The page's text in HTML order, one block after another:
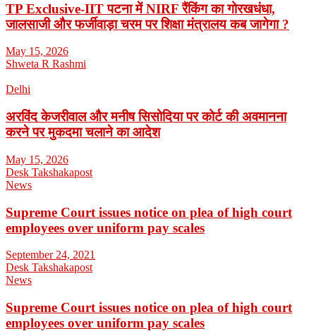
TP Exclusive-IIT पटना में NIRF रैंकिंग का गोरखधंधा,
जालसाजी और फर्जीवाड़ा चरम पर शिक्षा मंत्रालय कब जागेगा ?
May 15, 2026
Shweta R Rashmi
Delhi
अरविंद केजरीवाल और मनीष सिसोदिया पर कोर्ट की अवमानना
करने पर मुकदमा चलाने का आदेश
May 15, 2026
Desk Takshakapost
News
Supreme Court issues notice on plea of high court
employees over uniform pay scales
September 24, 2021
Desk Takshakapost
News
Supreme Court issues notice on plea of high court
employees over uniform pay scales